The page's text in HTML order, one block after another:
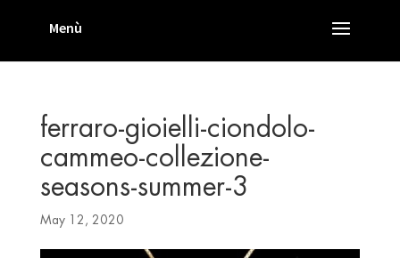
ferraro-gioielli-ciondolo-
cammeo-collezione-
seasons-summer-3
May 12, 2020